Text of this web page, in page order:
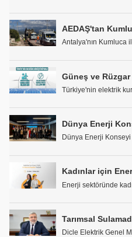
Antalya'nın Kumluca
Türkiye'nin elektrik
Dünya Enerji
Enerji sektöründe
Dicle Elektrik Genel